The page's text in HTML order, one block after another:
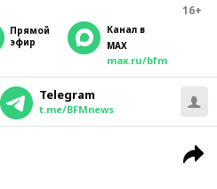
16+
прямой
эфир
Канал в
MAX
max.ru/bfm
Telegram
t.me/BFMnews